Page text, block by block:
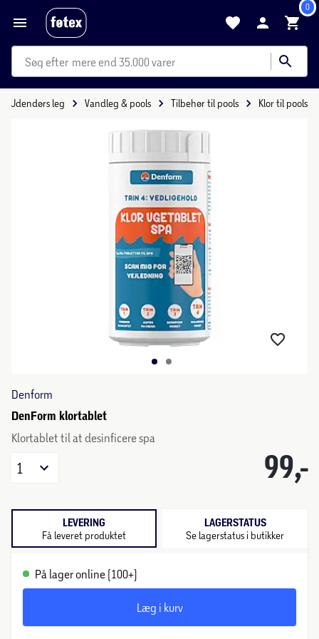
0
mere end 35.000 varer
Udendørs leg Vandleg & pools Tilbehør til pools Klor til pools
Denform
DenForm klortablet
Klortablet til at desinficere spa
99,-
1
LEVERING
Få leveret produktet
LAGERSTATUS
Se lagerstatus i butikker
På lager online (100+)
Læg i kurv